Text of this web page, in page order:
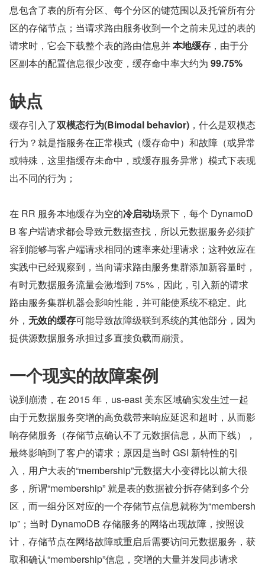
息包含了表的所有分区、每个分区的键范围以及托管所有分
区的存储节点；当请求路由服务收到一个之前未见过的表的
请求时，它会下载整个表的路由信息并 本地缓存 ，由于分
区副本的配置信息很少改变，缓存命中率大约为 99.75%
缺点
缓存引入了双模态行为(Bimodal behavior) ，什么是双模态
行为？就是指服务在正常模式（缓存命中）和故障（或异常
或特殊，这里指缓存未命中，或缓存服务异常）模式下表现
出不同的行为；
在 RR 服务本地缓存为空的冷启动场景下，每个 DynamoD
B 客户端请求都会导致元数据查找，所以元数据服务必须扩
容到能够与客户端请求相同的速率来处理请求；这种效应在
实践中已经观察到，当向请求路由服务集群添加新容量时，
有时元数据服务流量会激增到 75%，因此，引入新的请求
路由服务集群机器会影响性能，并可能使系统不稳定。此
外， 无效的缓存可能导致故障级联到系统的其他部分，因为
提供源数据服务承担过多直接负载而崩溃。
一个现实的故障案例
说到崩溃，在 2015 年，us-east 美东区域确实发生过一起
由于元数据服务突增的高负载带来响应延迟和超时，从而影
响存储服务（存储节点确认不了元数据信息，从而下线），
最终影响到了客户的请求；原因是当时 GSI 新特性的引
入，用户大表的“membership”元数据大小变得比以前大很
多，所谓“membership” 就是表的数据被分拆存储到多个分
区，而一组分区对应的一个存储节点信息就称为“membersh
ip”；当时 DynamoDB 存储服务的网络出现故障，按照设
计，存储节点在网络故障或重启后需要访问元数据服务，获
取和确认“membership”信息，突增的大量并发同步请求